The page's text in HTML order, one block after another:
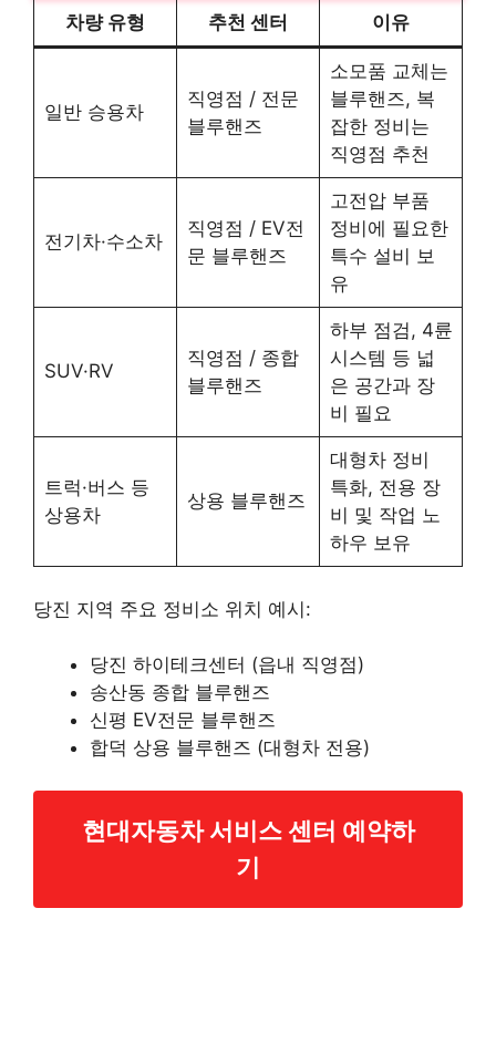
차량 유형 추천 센터 이유
일반 승용차
직영점 / 전문
블루핸즈
소모품 교체는
블루핸즈, 복
잡한 정비는
직영점 추천
전기차·수소차
직영점 / EV전
문 블루핸즈
고전압 부품
정비에 필요한
특수 설비 보
유
SUV·RV
직영점 / 종합
블루핸즈
하부 점검, 4륜
시스템 등 넓
은 공간과 장
비 필요
트럭·버스 등
상용차
상용 블루핸즈
대형차 정비
특화, 전용 장
비 및 작업 노
하우 보유
당진 지역 주요 정비소 위치 예시:
당진 하이테크센터 (읍내 직영점)
송산동 종합 블루핸즈
신평 EV전문 블루핸즈
합덕 상용 블루핸즈 (대형차 전용)
현대자동차 서비스 센터 예약하
기